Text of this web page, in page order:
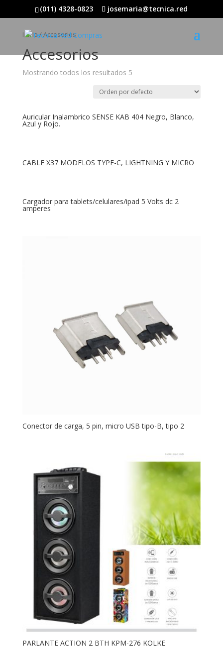
(011) 4328-0823 josemaria@tecnica.red
Inicio/ Accesorios
Accesorios
Mostrando todos los resultados 5
Auricular Inalambrico SENSE KAB 404 Negro, Blanco,
Azul y Rojo.
CABLE X37 MODELOS TYPE-C, LIGHTNING Y MICRO
Cargador para tablets/celulares/ipad 5 Volts dc 2
amperes
Conector de carga, 5 pin, micro USB tipo-B, tipo 2
PARLANTE ACTION 2 BTH KPM-276 KOLKE